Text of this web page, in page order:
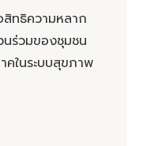
ทธิความหลาก
ร่วมของชุมชน
คในระบบสุขภาพ